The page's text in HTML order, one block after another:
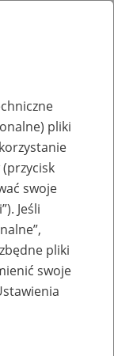
pracy
pliki
swoje
Jeśli
pliki
swoje